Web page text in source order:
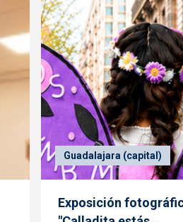
Guadalajara (capital)
Exposición